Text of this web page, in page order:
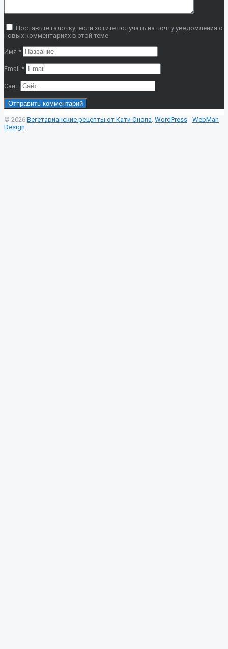
Поставьте галочку, если хотите получать на почту уведомления о
новых комментариях в этой теме
Имя *
Email *
Сайт
© 2026 Вегетарианские рецепты от Кати Онопа. WordPress - WebMan
Design